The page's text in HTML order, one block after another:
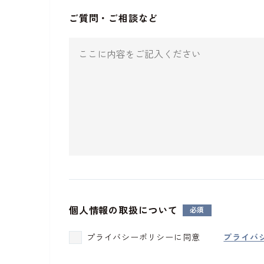
ご質問・ご相談など
個人情報の取扱について
プライバシーポリシーに同意 プライバ